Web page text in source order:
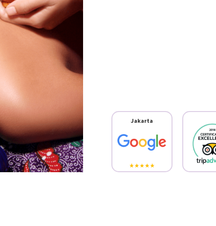
Jakarta